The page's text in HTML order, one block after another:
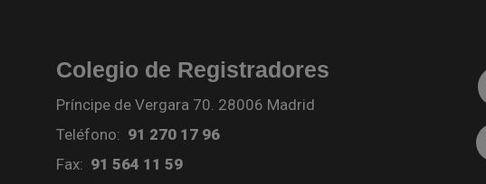
Colegio de Registradores
Príncipe de Vergara 70. 28006 Madrid
Teléfono: 91 270 17 96
Fax: 91 564 11 59